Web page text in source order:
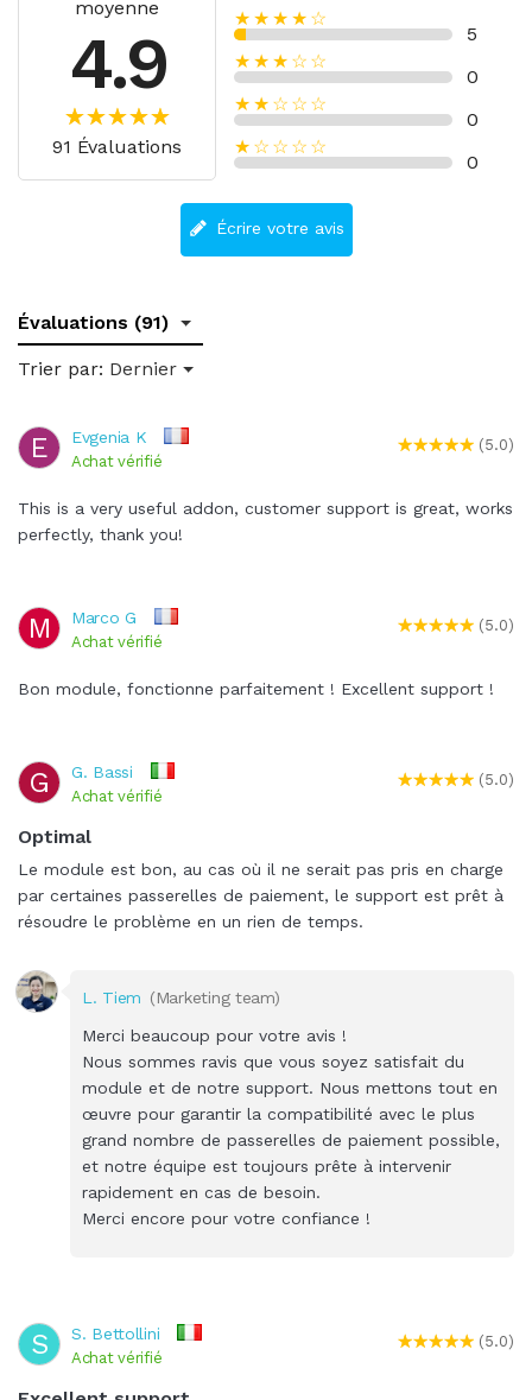
moyenne
4.9
91 Évaluations
★★★★☆
5
★★★☆☆
0
★★☆☆☆
0
★☆☆☆☆
0
Écrire votre avis
Évaluations (91)
Trier par: Dernier
E Evgenia K
Achat vérifié
(5.0)
This is a very useful addon, customer support is great, works
perfectly, thank you!
M Marco G
Achat vérifié
(5.0)
Bon module, fonctionne parfaitement ! Excellent support !
G G. Bassi
Achat vérifié
(5.0)
Optimal
Le module est bon, au cas où il ne serait pas pris en charge
par certaines passerelles de paiement, le support est prêt à
résoudre le problème en un rien de temps.
L. Tiem (Marketing team)
Merci beaucoup pour votre avis !
Nous sommes ravis que vous soyez satisfait du
module et de notre support. Nous mettons tout en
œuvre pour garantir la compatibilité avec le plus
grand nombre de passerelles de paiement possible,
et notre équipe est toujours prête à intervenir
rapidement en cas de besoin.
Merci encore pour votre confiance !
S S. Bettollini
Achat vérifié
(5.0)